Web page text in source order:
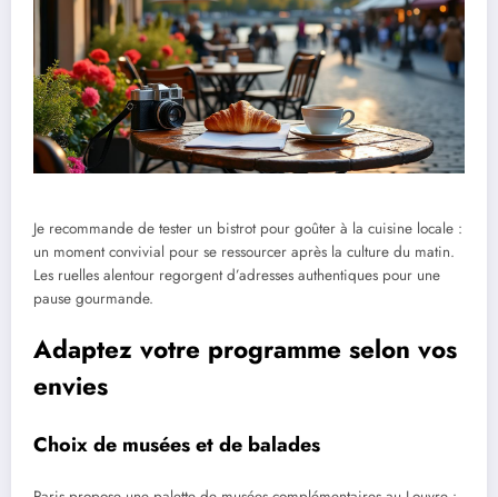
Je recommande de tester un bistrot pour goûter à la cuisine locale :
un moment convivial pour se ressourcer après la culture du matin.
Les ruelles alentour regorgent d’adresses authentiques pour une
pause gourmande.
Adaptez votre programme selon vos
envies
Choix de musées et de balades